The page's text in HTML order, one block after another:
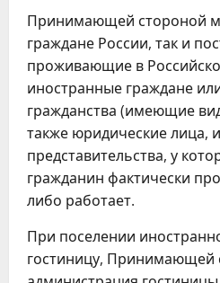
Принимающей стороной
граждане России, так и
проживающие в
иностранные граждане
гражданства (имеющие
также юридические лица,
представительства, у
гражданин фактически
либо работает.
При поселении
гостиницу, Принимающей